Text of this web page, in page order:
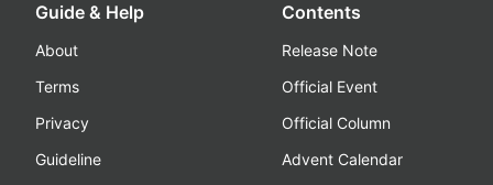
Guide & Help
About
Terms
Privacy
Guideline
Contents
Release Note
Official Event
Official Column
Advent Calendar